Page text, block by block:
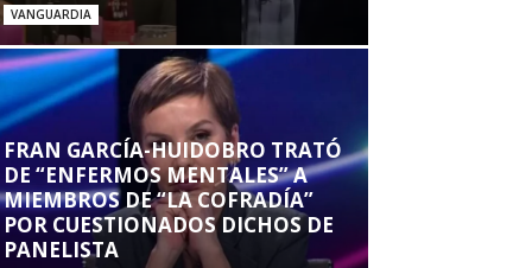
VANGUARDIA
FRAN GARCÍA-HUIDOBRO TRATÓ
DE “ENFERMOS MENTALES” A
MIEMBROS DE “LA COFRADÍA”
POR CUESTIONADOS DICHOS DE
PANELISTA